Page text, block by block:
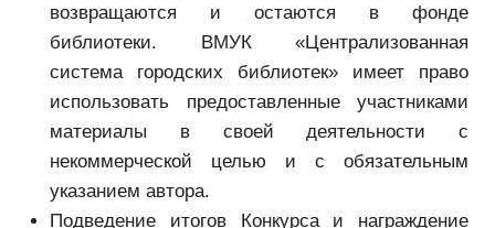
возвращаются и остаются в фонде
библиотеки. ВМУК «Централизованная
система городских библиотек» имеет право
использовать предоставленные участниками
материалы в своей деятельности с
некоммерческой целью и с обязательным
указанием автора.
Подведение итогов Конкурса и награждение